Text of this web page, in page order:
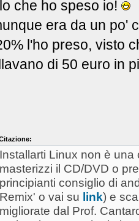
che ho speso io!
era da un po'
l'ho preso, visto
di 50 euro in
Installarti Linux non è
masterizzi il CD/DVD o
principianti consiglio di
Remix' o vai su link) e
migliorate dal Prof.